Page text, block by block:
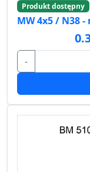
Produkt dostępny
MW 4x5 / N38
-